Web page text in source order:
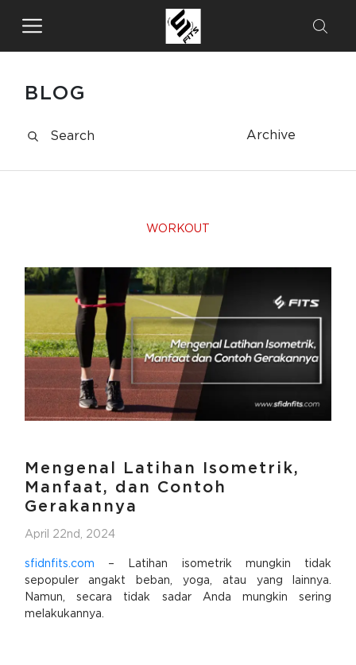
BLOG
Archive
WORKOUT
Mengenal Latihan Isometrik,
Manfaat, dan Contoh
Gerakannya
April 22nd, 2024
sfidnfits.com – Latihan isometrik mungkin tidak
sepopuler angakt beban, yoga, atau yang lainnya.
Namun, secara tidak sadar Anda mungkin sering
melakukannya.